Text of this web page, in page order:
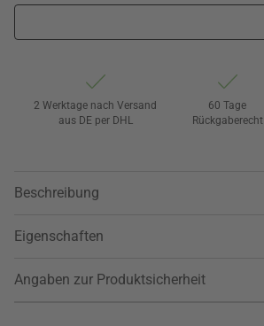
2 Werktage nach Versand
aus DE per DHL
60 Tage
Rückgaberecht
Beschreibung
Eigenschaften
Angaben zur Produktsicherheit